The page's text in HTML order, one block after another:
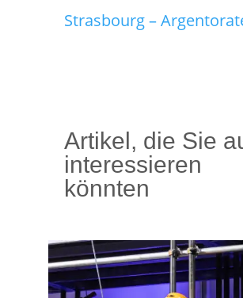
Strasbourg –
Artikel, die Sie
interessieren
könnten